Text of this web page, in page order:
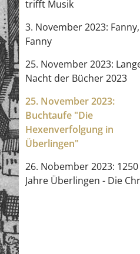
trifft Musik
3. November 2023: Fanny,
Fanny
25. November 2023:
Nacht der Bücher 2023
25. November 2023:
Buchtaufe "Die
Hexenverfolgung in
Überlingen"
26. Nobember 2023: 1250
Jahre Überlingen - Die